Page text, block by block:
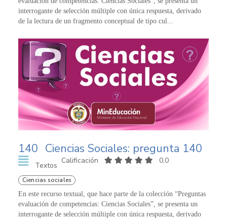
interrogante de selección múltiple con única respuesta, derivado
de la lectura de un fragmento conceptual de tipo cul...
140 Ciencias Sociales: pregunta 140
Textos
Calificación 0,0
Ciencias sociales
En este recurso textual, que hace parte de la colección “Preguntas
evaluación de competencias: Ciencias Sociales”, se presenta un
interrogante de selección múltiple con única respuesta, derivado